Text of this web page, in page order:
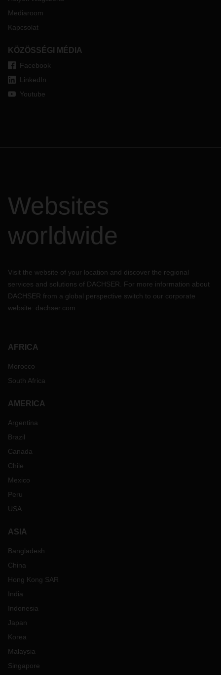
Mediaroom
Kapcsolat
KÖZÖSSÉGI MÉDIA
Facebook
LinkedIn
Youtube
Websites
worldwide
Visit the website of your location and discover the regional
services and solutions of DACHSER. For more information about
DACHSER from a global perspective switch to our corporate
website: dachser.com
AFRICA
Morocco
South Africa
AMERICA
Argentina
Brazil
Canada
Chile
Mexico
Peru
USA
ASIA
Bangladesh
China
Hong Kong SAR
India
Indonesia
Japan
Korea
Malaysia
Singapore